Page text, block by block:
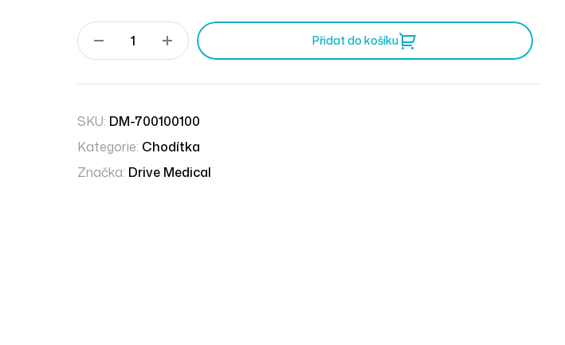
Přidat do košíku
SKU: DM-700100100
Kategorie: Chodítka
Značka: Drive Medical